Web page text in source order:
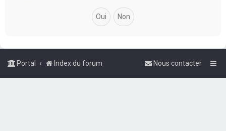
Portal Index du forum Nous contacter